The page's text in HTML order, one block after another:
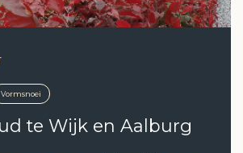
Vormsnoei
te Wijk en Aalburg